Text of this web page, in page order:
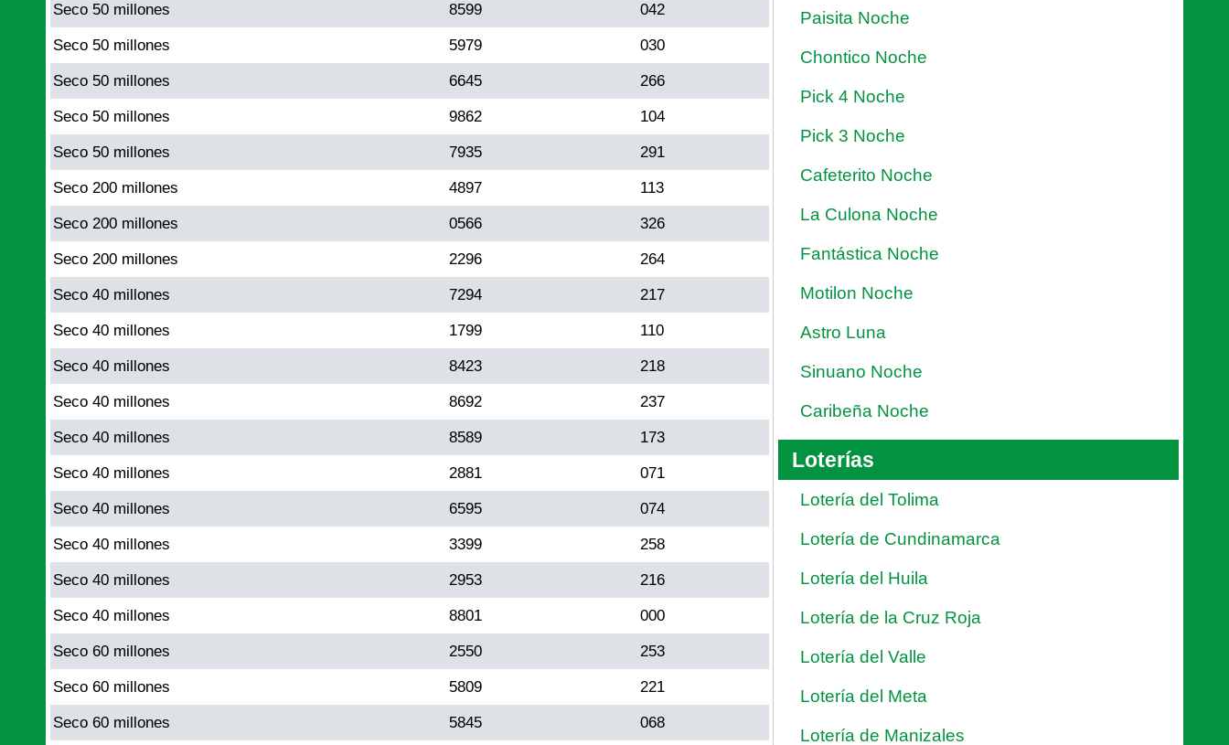
Seco 50 millones 8599 042
Seco 50 millones 5979 030
Seco 50 millones 6645 266
Seco 50 millones 9862 104
Seco 50 millones 7935 291
Seco 200 millones 4897 113
Seco 200 millones 0566 326
Seco 200 millones 2296 264
Seco 40 millones 7294 217
Seco 40 millones 1799 110
Seco 40 millones 8423 218
Seco 40 millones 8692 237
Seco 40 millones 8589 173
Seco 40 millones 2881 071
Seco 40 millones 6595 074
Seco 40 millones 3399 258
Seco 40 millones 2953 216
Seco 40 millones 8801 000
Seco 60 millones 2550 253
Seco 60 millones 5809 221
Seco 60 millones 5845 068
Paisita Noche
Chontico Noche
Pick 4 Noche
Pick 3 Noche
Cafeterito Noche
La Culona Noche
Fantástica Noche
Motilon Noche
Astro Luna
Sinuano Noche
Caribeña Noche
Loterías
Lotería del Tolima
Lotería de Cundinamarca
Lotería del Huila
Lotería de la Cruz Roja
Lotería del Valle
Lotería del Meta
Lotería de Manizales